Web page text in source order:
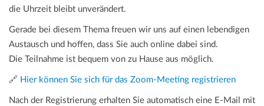
die Uhrzeit bleibt unverändert.
Gerade bei diesem Thema freuen wir uns auf einen lebendigen
Austausch und hoffen, dass Sie auch online dabei sind.
Die Teilnahme ist bequem von zu Hause aus möglich.
🔗 Hier können Sie sich für das Zoom-Meeting registrieren
Nach der Registrierung erhalten Sie automatisch eine E-Mail mit